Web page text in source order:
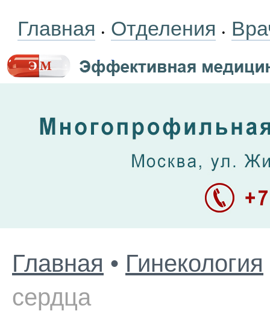
Главная • Отделения •
Главная • Гинекология
сердца